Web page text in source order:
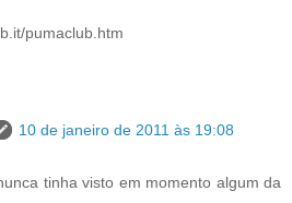
pumaclub.htm
10 de janeiro de 2011 às 19:08
tinha visto em momento algum da